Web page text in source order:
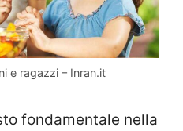
e ragazzi – Inran.it
fondamentale nella